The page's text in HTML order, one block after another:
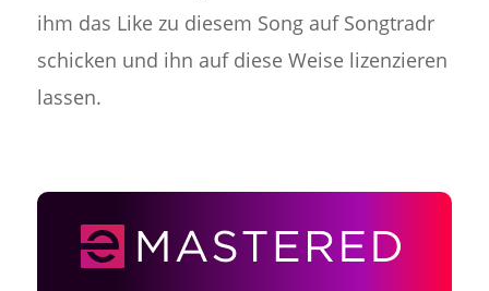
ihm das Like zu diesem Song auf Songtradr
schicken und ihn auf diese Weise lizenzieren
lassen.